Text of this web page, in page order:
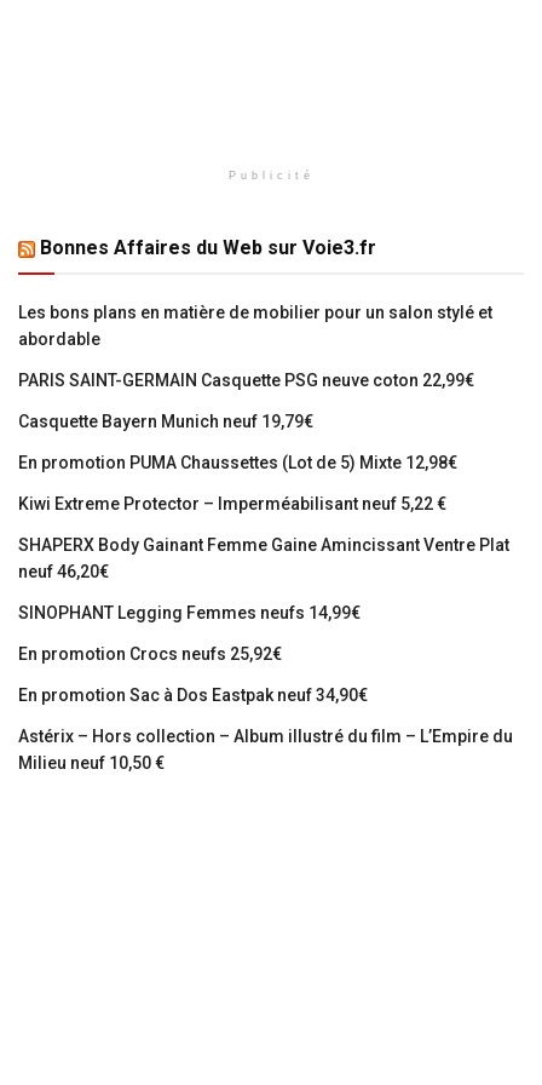
Publicité
Bonnes Affaires du Web sur Voie3.fr
Les bons plans en matière de mobilier pour un salon stylé et
abordable
PARIS SAINT-GERMAIN Casquette PSG neuve coton 22,99€
Casquette Bayern Munich neuf 19,79€
En promotion PUMA Chaussettes (Lot de 5) Mixte 12,98€
Kiwi Extreme Protector – Imperméabilisant neuf 5,22 €
SHAPERX Body Gainant Femme Gaine Amincissant Ventre Plat
neuf 46,20€
SINOPHANT Legging Femmes neufs 14,99€
En promotion Crocs neufs 25,92€
En promotion Sac à Dos Eastpak neuf 34,90€
Astérix – Hors collection – Album illustré du film – L’Empire du
Milieu neuf 10,50 €